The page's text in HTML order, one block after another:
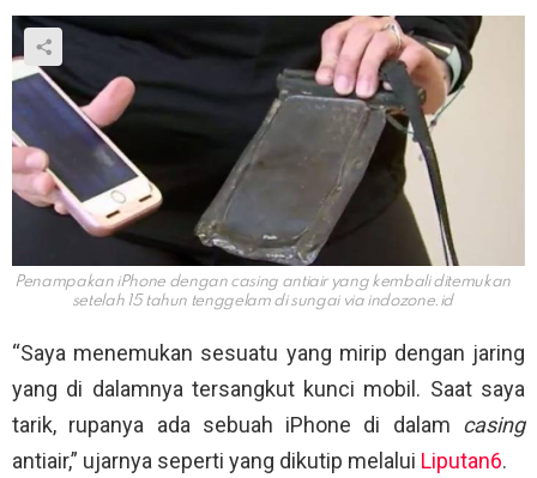
Penampakan iPhone dengan casing antiair yang kembali ditemukan
setelah 15 tahun tenggelam di sungai via indozone.id
“Saya menemukan sesuatu yang mirip dengan jaring
yang di dalamnya tersangkut kunci mobil. Saat saya
tarik, rupanya ada sebuah iPhone di dalam casing
antiair,” ujarnya seperti yang dikutip melalui Liputan6.